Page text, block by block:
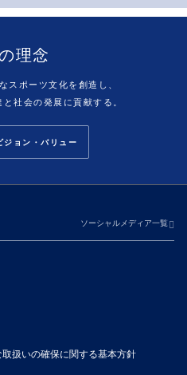
理念
スポーツ文化を創造し、
社会の発展に貢献する。
ョン・バリュー
ソーシャルメディア一覧
扱いの確保に関する基本方針